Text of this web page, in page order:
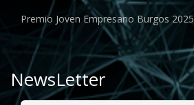
Premio Joven Empresario Burgos 2025
NewsLetter